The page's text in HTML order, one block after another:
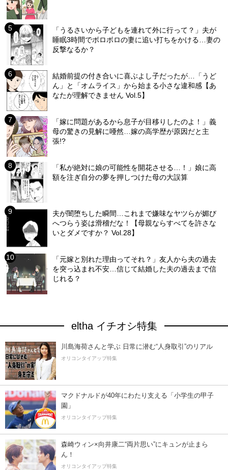
「うるさいから子どもを連れて外に行って？」夫が
睡眠3時間でボロボロの妻に追い打ちをかける…妻の
反撃なるか？
結婚前提の付き合いに喜ぶよし子だったが…「うど
ん」と「オムライス」から始まる小さな違和感【あ
なたが理解できません Vol.5】
「嫁に問題があるから息子が目移りしたのよ！」義
母の驚きの見解に唖然…嫁の高学歴が原因だと主
張!?
「私が絶対に娘の可能性を開花させる…！」娘に高
額を注ぎ自分の夢を押しつけた母の大誤算
夫が闇堕ちした瞬間…これまで嫌味なヤツらが媚び
へつらう姿は滑稽だな！【母親ならすべてを許さな
いとダメですか？ Vol.28】
「元嫁と別れた理由ってそれ？」友人から夫の過去
を突っ込まれ不安…信じて結婚した夫の過去まで信
じれる？
eltha イチオシ特集
川島海荷さんと学ぶ 日常に潜む“人身取引”のリアル
オリコンタイアップ特集
マクドナルドが40年にわたり支える「小学生の甲子
園」
オリコンタイアップ特集
森崎ウィン×向井康二“両片思い”にキュンが止まら
ん！
オリコンタイアップ特集